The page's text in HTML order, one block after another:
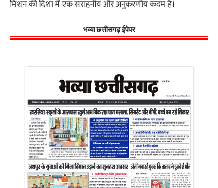
मिशन की दिशा में एक सराहनीय और अनुकरणीय कदम है।
भव्या छत्तीसगढ़ ईपेपर